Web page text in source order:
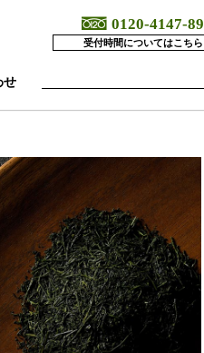
0120-4147-89
受付時間についてはこちら
せ